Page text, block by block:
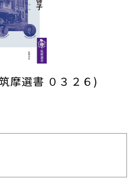
摩選書 ０３２６)